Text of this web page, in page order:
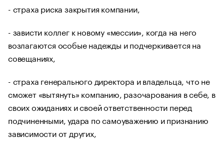
- страха риска закрытия компании,
- зависти коллег к новому «мессии», когда на него
возлагаются особые надежды и подчеркивается на
совещаниях,
- страха генерального директора и владельца, что не
сможет «вытянуть» компанию, разочарования в себе, в
своих ожиданиях и своей ответственности перед
подчиненными, удара по самоуважению и признанию
зависимости от других,